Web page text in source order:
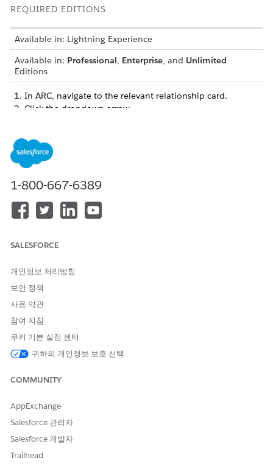
REQUIRED EDITIONS
Available in: Lightning Experience
Available in: Professional, Enterprise, and Unlimited
Editions
In ARC, navigate to the relevant relationship card.
Click the dropdown arrow.
To edit a relationship, select
changes, and save.
SEE ALSO
Salesforce Help
Relationships
1-800-667-6389
SALESFORCE
개인정보 처리방침
보안 정책
사용 약관
참여 지침
쿠키 기본 설정 센터
귀하의 개인정보 보호 선택
COMMUNITY
AppExchange
Salesforce 관리자
Salesforce 개발자
Trailhead